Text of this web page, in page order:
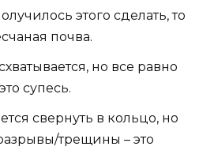
этого сделать, то
почва.
но все равно
супесь.
свернуть в кольцо, но
трещины – это